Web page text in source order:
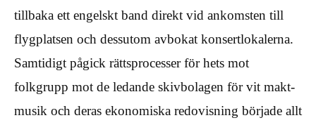
tillbaka ett engelskt band direkt vid ankomsten till
flygplatsen och dessutom avbokat konsertlokalerna.
Samtidigt pågick rättsprocesser för hets mot
folkgrupp mot de ledande skivbolagen för vit makt-
musik och deras ekonomiska redovisning började allt